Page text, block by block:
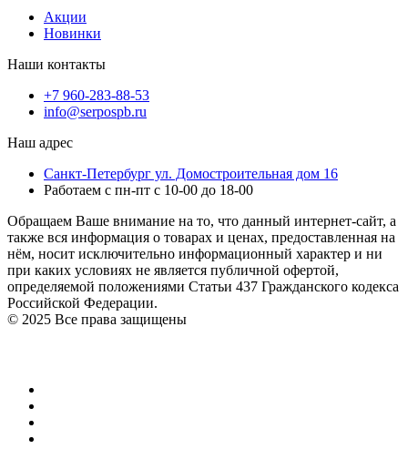
Акции
Новинки
Наши контакты
+7 960-283-88-53
info@serpospb.ru
Наш адрес
Санкт-Петербург ул. Домостроительная дом 16
Работаем с пн-пт с 10-00 до 18-00
Обращаем Ваше внимание на то, что данный интернет-сайт, а
также вся информация о товарах и ценах, предоставленная на
нём, носит исключительно информационный характер и ни
при каких условиях не является публичной офертой,
определяемой положениями Статьи 437 Гражданского кодекса
Российской Федерации.
© 2025 Все права защищены